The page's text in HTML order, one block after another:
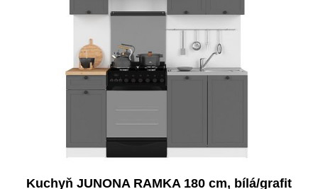
Kuchyň JUNONA RAMKA 180 cm, bílá/grafit